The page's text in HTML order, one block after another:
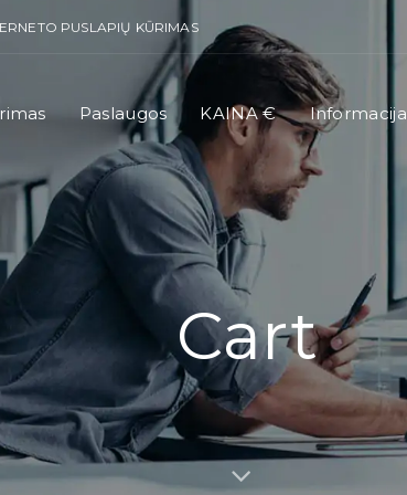
PUSLAPIŲ KŪRIMAS
Paslaugos KAINA € Informacija
Cart